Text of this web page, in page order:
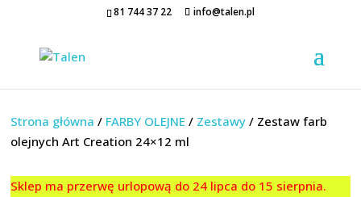
81 744 37 22 info@talen.pl
Strona główna / FARBY OLEJNE / Zestawy / Zestaw farb
olejnych Art Creation 24×12 ml
Sklep ma przerwę urlopową do 24 lipca do 15 sierpnia.